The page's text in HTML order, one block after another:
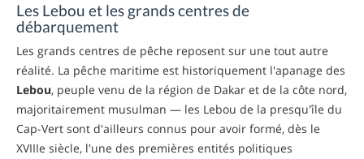
Les Lebou et les grands centres de
débarquement
Les grands centres de pêche reposent sur une tout autre
réalité. La pêche maritime est historiquement l'apanage des
Lebou, peuple venu de la région de Dakar et de la côte nord,
majoritairement musulman — les Lebou de la presqu'île du
Cap-Vert sont d'ailleurs connus pour avoir formé, dès le
XVIIIe siècle, l'une des premières entités politiques